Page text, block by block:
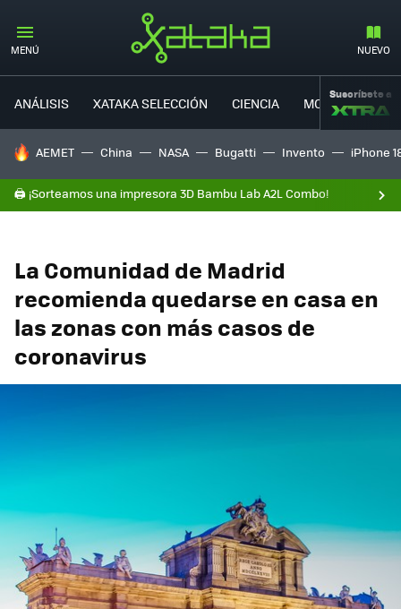
MENÚ NUEVO
ANÁLISIS XATAKA SELECCIÓN CIENCIA MOVILIDAD
Suscríbete a
HOY SE HABLA DE
AEMET China NASA Bugatti Invento iPhone
🖨️ ¡Sorteamos una impresora 3D Bambu Lab A2L Combo!
La Comunidad de Madrid
recomienda quedarse en casa en
las zonas con más casos de
coronavirus